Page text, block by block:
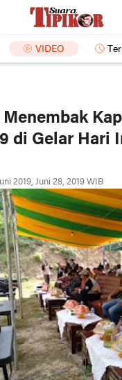
VIDEO
di Gelar Hari
2019, Juni 28, 2019 WIB